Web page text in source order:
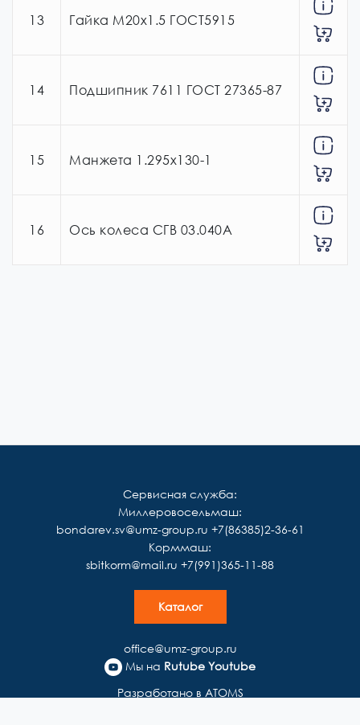
13 Гайка М20х1.5 ГОСТ5915
14 Подшипник 7611 ГОСТ 27365-87
15 Манжета 1.295х130-1
16 Ось колеса СГВ 03.040А
Сервисная служба:
Миллеровосельмаш:
bondarev.sv@umz-group.ru +7(86385)2-36-61
Корммаш:
sbitkorm@mail.ru +7(991)365-11-88
Каталог
office@umz-group.ru
Мы на Rutube Youtube
Разработано в ATOMS